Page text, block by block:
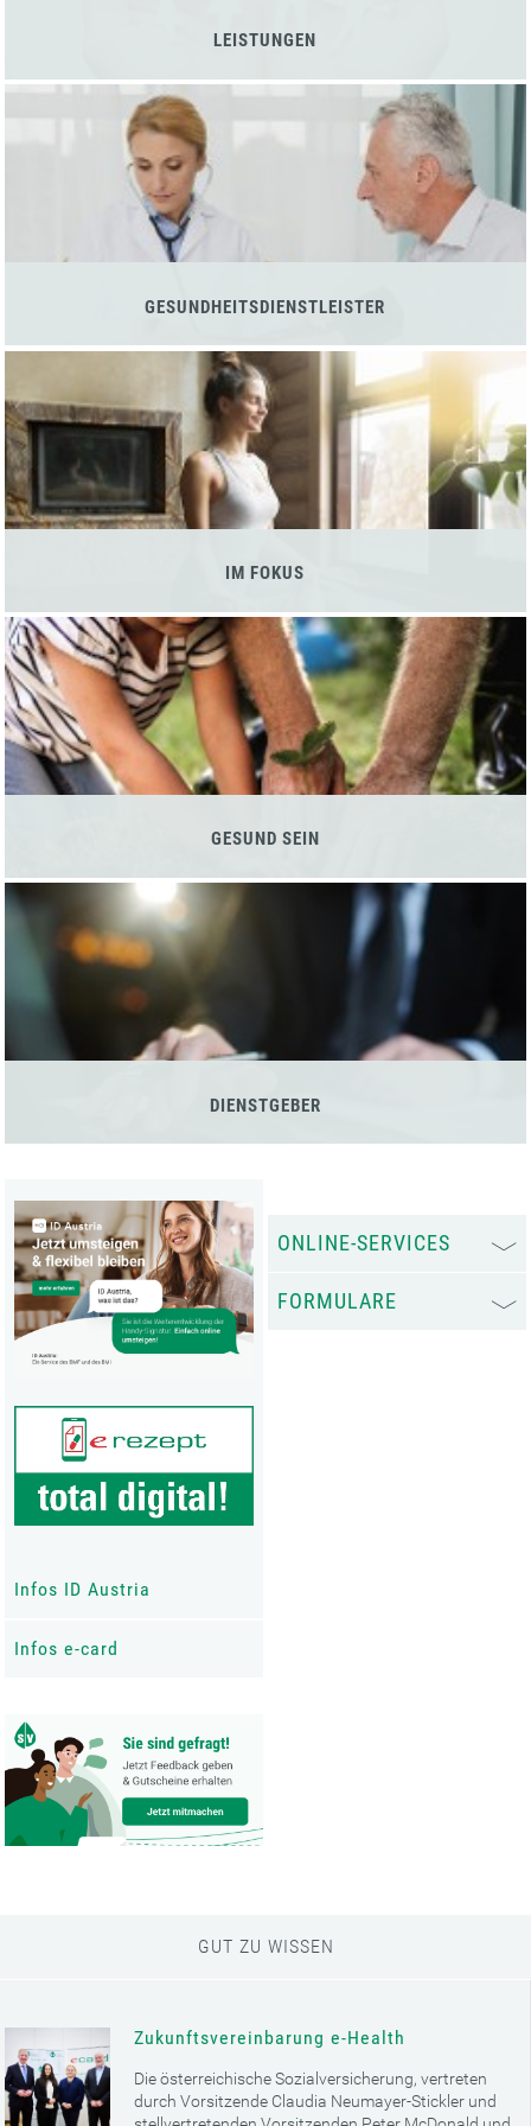
LEISTUNGEN
GESUNDHEITSDIENSTLEISTER
IM FOKUS
GESUND SEIN
DIENSTGEBER
Infos ID Austria
Infos e-card
ONLINE-SERVICES
FORMULARE
GUT ZU WISSEN
Zukunftsvereinbarung e-Health
Die österreichische Sozialversicherung, vertreten
durch Vorsitzende Claudia Neumayer-Stickler und